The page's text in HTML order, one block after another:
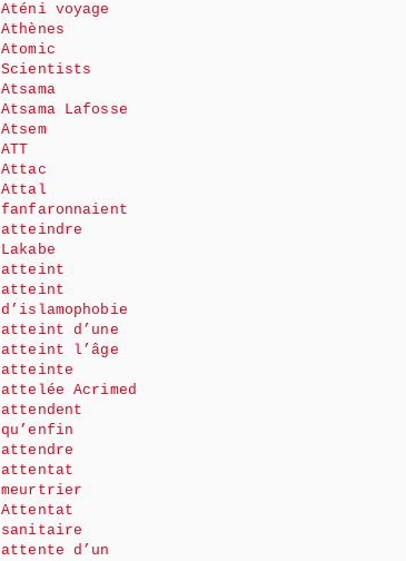
Aténi voyage
Athènes
Atomic
Scientists
Atsama
Atsama Lafosse
Atsem
ATT
Attac
Attal
fanfaronnaient
atteindre
Lakabe
atteint
atteint
d’islamophobie
atteint d’une
atteint l’âge
atteinte
attelée Acrimed
attendent
qu’enfin
attendre
attentat
meurtrier
Attentat
sanitaire
attente d’un